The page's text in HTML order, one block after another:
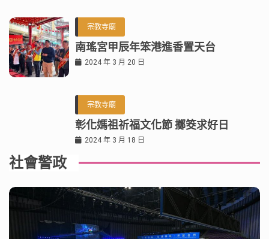
宗教寺廟
南瑤宮甲辰年笨港進香置天台
2024 年 3 月 20 日
宗教寺廟
彰化媽祖祈福文化節 擲筊求好日
2024 年 3 月 18 日
社會警政